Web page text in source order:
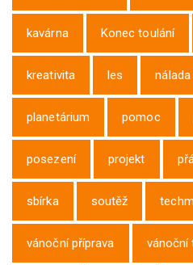
kavárna Konec toulání
kreativita les nálada
planetárium pomoc
posezení projekt
sbírka soutěž
vánoční příprava vánoční